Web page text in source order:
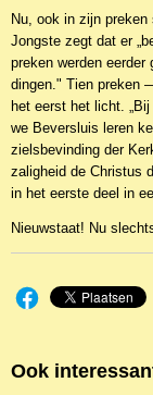
Nu, ook in zijn
Jongste zegt dat er
preken werden eerder
dingen." Tien preken
het eerst het licht.
we Beversluis leren
zielsbevinding der
zaligheid de Christus
in het eerste deel in
Nieuwstaat! Nu
Ook